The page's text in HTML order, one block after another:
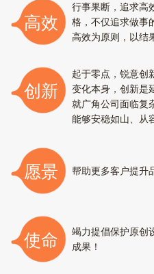
高效
行事果断，追求高
格，不仅追求做事
高效为原则，以结
创新
起于零点，锐意创
变化本身，创新是
就广角公司面临复
能够安稳如山、从
愿景 帮助更多客户提升
使命
竭力提倡保护原创
成果！